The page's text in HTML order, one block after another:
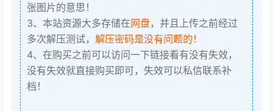
张图片的意思！
3、本站资源大多存储在网盘，并且上传之前经过
多次解压测试， 解压密码是没有问题的！
4、在购买之前可以访问一下链接看有没有失效，
没有失效就直接购买即可，失效可以私信联系补
档！